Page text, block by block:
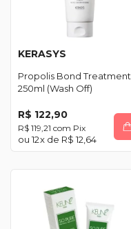
KERASYS
Propolis Bond Treatment
250ml (Wash Off)
R$ 122,90
R$ 119,21 com Pix
12x de R$ 12,64